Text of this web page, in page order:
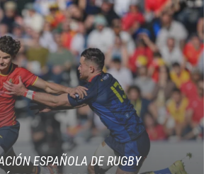
ESPAÑOLA DE RUGBY